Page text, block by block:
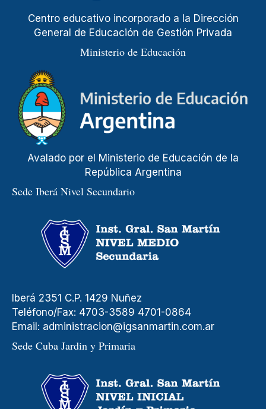
Centro educativo incorporado a la Dirección
General de Educación de Gestión Privada
Ministerio de Educación
Avalado por el Ministerio de Educación de la
República Argentina
Sede Iberá Nivel Secundario
Iberá 2351 C.P. 1429 Nuñez
Teléfono/Fax: 4703-3589 4701-0864
Email: administracion@igsanmartin.com.ar
Sede Cuba Jardin y Primaria